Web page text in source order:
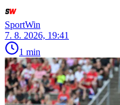
SportWin
7. 8. 2026, 19:41
1 min